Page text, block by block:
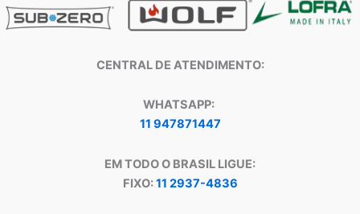
CENTRAL DE ATENDIMENTO:
WHATSAPP:
11 947871447
EM TODO O BRASIL LIGUE:
FIXO:11 2937-4836